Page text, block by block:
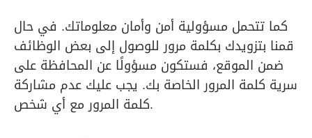
كما تتحمل مسؤولية أمن وأمان معلوماتك. في حال
قمنا بتزويدك بكلمة مرور للوصول إلى بعض الوظائف
ضمن الموقع، فستكون مسؤولًا عن المحافظة على
سرية كلمة المرور الخاصة بك. يجب عليك عدم مشاركة
كلمة المرور مع أي شخص.